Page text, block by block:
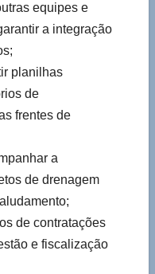
equipes e
a integração
planilhas
de
frentes de
a
de drenagem
de contratações
e fiscalização